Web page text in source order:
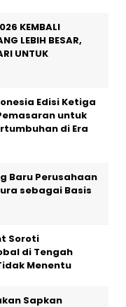
KEMBALI
LEBIH BESAR,
UNTUK
Edisi Ketiga
untuk
di Era
Baru Perusahaan
sebagai Basis
Soroti
di Tengah
Menentu
Sapkan